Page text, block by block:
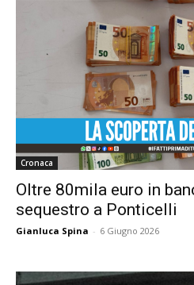
Cronaca
Oltre 80mila euro in
sequestro a Ponticelli
Gianluca Spina - 6 Giugno 2026